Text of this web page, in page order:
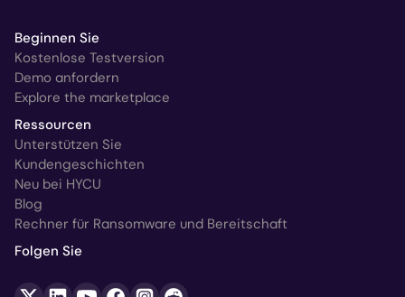
Beginnen Sie
Kostenlose Testversion
Demo anfordern
Explore the marketplace
Ressourcen
Unterstützen Sie
Kundengeschichten
Neu bei HYCU
Blog
Rechner für Ransomware und Bereitschaft
Folgen Sie